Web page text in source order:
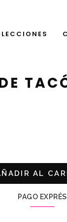
AL
PAGO EXPRÉS